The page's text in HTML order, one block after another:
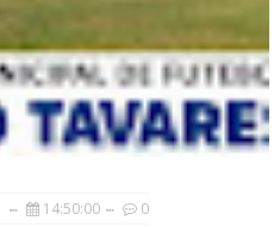
14:50:00 0